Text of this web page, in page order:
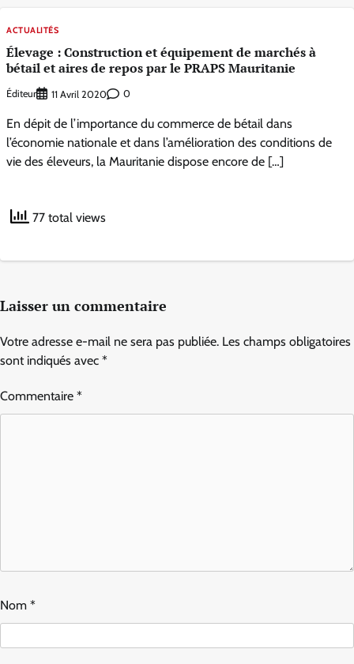
ACTUALITÉS
Élevage : Construction et équipement de marchés à
bétail et aires de repos par le PRAPS Mauritanie
Éditeur 11 Avril 2020 0
En dépit de l’importance du commerce de bétail dans
l’économie nationale et dans l’amélioration des conditions de
vie des éleveurs, la Mauritanie dispose encore de […]
77 total views
Laisser un commentaire
Votre adresse e-mail ne sera pas publiée. Les champs obligatoires
sont indiqués avec *
Commentaire *
Nom *